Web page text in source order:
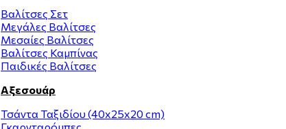
Βαλίτσες Σετ
Μεγάλες Βαλίτσες
Μεσαίες Βαλίτσες
Βαλίτσες Καμπίνας
Παιδικές Βαλίτσες
Αξεσουάρ
Τσάντα Ταξιδίου (40x25x20 cm)